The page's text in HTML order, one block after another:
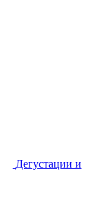
Дегустации и